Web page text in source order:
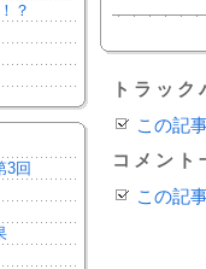
？
3回
トラッ
この記
コメント
この記